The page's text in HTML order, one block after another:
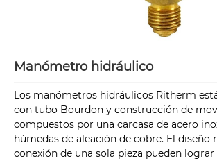
Manómetro hidráulico
Los manómetros hidráulicos Ritherm
con tubo Bourdon y construcción de
compuestos por una carcasa de acero
húmedas de aleación de cobre. El diseño
conexión de una sola pieza pueden